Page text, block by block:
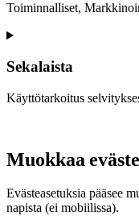
Toiminnalliset,
Consent
service
Sekalaista
Käyttötarkoitus
service
sekalaista
Muokkaa
Evästeasetuksia pääsee
napista (ei mobiilissa).